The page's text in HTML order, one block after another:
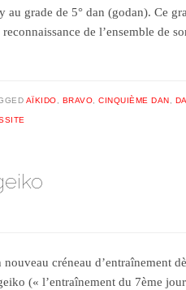
au grade de 5° dan (godan). Ce
reconnaissance de l’ensemble de
AÏKIDO BRAVO ,CINQUIÈME DAN
créneau d’entraînement
(« l’entraînement du 7ème